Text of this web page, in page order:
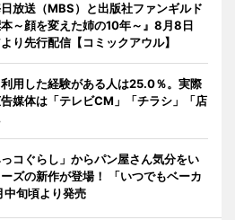
放送（MBS）と出版社ファンギルド
～顔を変えた姉の10年～』8月8日
り先行配信【コミックアウル】
用した経験がある人は25.0％。実際
媒体は「テレビCM」「チラシ」「店
コぐらし」からパン屋さん気分をい
ズの新作が登場！ 「いつでもベーカ
旬頃より発売